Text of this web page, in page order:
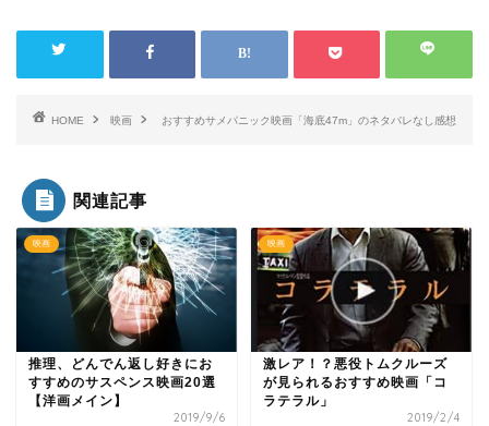
HOME 映画 おすすめサメパニック映画「海底47m」のネタバレなし感想
関連記事
映画
推理、どんでん返し好きにお
すすめのサスペンス映画20選
【洋画メイン】
2019/9/6
映画
激レア！？悪役トムクルーズ
が見られるおすすめ映画「コ
ラテラル」
2019/2/4